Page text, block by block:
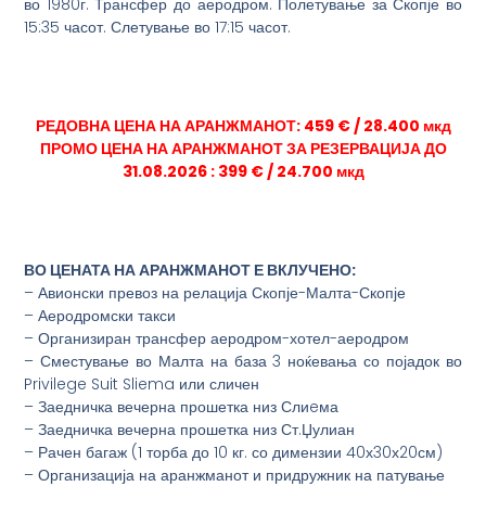
во 1980г. Трансфер до аеродром. Полетување за Скопје во
15:35 часот. Слетување во 17:15 часот.
РЕДОВНА ЦЕНА НА АРАНЖМАНОТ: 459 € / 28.400 мкд
ПРОМО ЦЕНА НА АРАНЖМАНОТ ЗА РЕЗЕРВАЦИЈА ДО
31.08.2026 : 399 € / 24.700 мкд
ВО ЦЕНАТА НА АРАНЖМАНОТ Е ВКЛУЧЕНО:
– Авионски превоз на релација Скопје-Малта-Скопје
– Аеродромски такси
– Организиран трансфер аеродром-хотел-аеродром
– Сместување во Малта на база 3 ноќевања со појадок во
Privilege Suit Sliema или сличен
– Заедничка вечерна прошетка низ Слиeма
– Заедничка вечерна прошетка низ Ст.Џулиан
– Рачен багаж (1 торба до 10 кг. со димензии 40х30х20см)
– Организација на аранжманот и придружник на патување